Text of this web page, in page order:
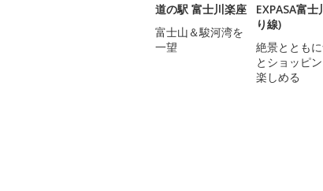
道の駅 富士川楽座
富士山＆駿河湾を
一望
EXPASA富士
り線)
絶景ととも
とショッピ
楽しめる